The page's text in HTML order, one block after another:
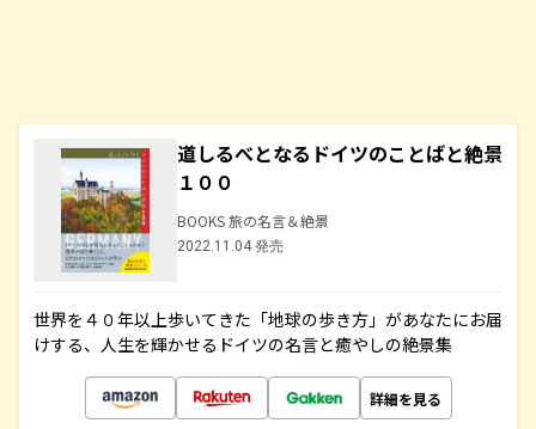
道しるべとなるドイツのことばと絶景
１００
BOOKS 旅の名言＆絶景
2022.11.04 発売
世界を４０年以上歩いてきた「地球の歩き方」があなたにお届
けする、人生を輝かせるドイツの名言と癒やしの絶景集
詳細を見る